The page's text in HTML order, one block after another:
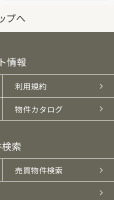
プへ
情報
利用規約
物件カタログ
索
売買物件検索